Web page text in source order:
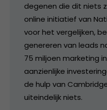
degenen die dit niets
online initiatief van
voor het vergelijken,
genereren van leads
75 miljoen marketing
aanzienlijke
de hulp van
uiteindelijk niets.